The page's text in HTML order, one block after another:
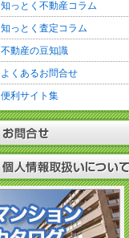
知っとく不動産コラム
知っとく査定コラム
不動産の豆知識
よくあるお問合せ
便利サイト集